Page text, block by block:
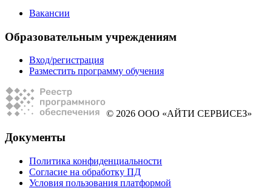
Вакансии
Образовательным учреждениям
Вход/регистрация
Разместить программу обучения
© 2026 ООО «АЙТИ СЕРВИСЕЗ»
Документы
Политика конфиденциальности
Согласие на обработку ПД
Условия пользования платформой